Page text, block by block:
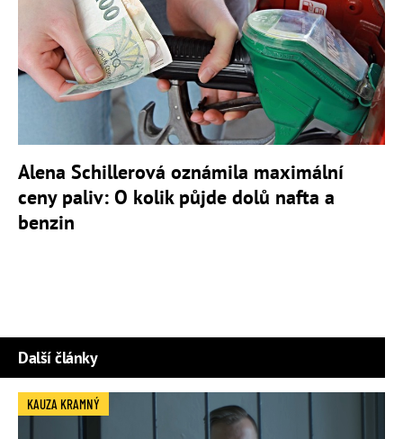
Alena Schillerová oznámila maximální
ceny paliv: O kolik půjde dolů nafta a
benzin
Další články
KAUZA KRAMNÝ